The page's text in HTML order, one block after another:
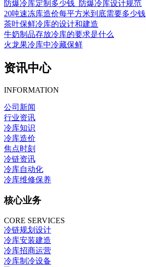
防爆冷库定制多少钱_防爆冷库设计规范
20吨速冻库造价每平方米到底需要多少钱
茶叶保鲜冷库的设计和建造
牛奶制品存放冷库的要求是什么
火龙果冷库中冷藏保鲜
资讯中心
INFORMATION
公司新闻
行业资讯
冷库知识
冷库造价
焦点时刻
冷链资讯
冷库自动化
冷库维修保养
核心业务
CORE SERVICES
冷链规划设计
冷库安装建造
冷库招商运营
冷库制冷设备